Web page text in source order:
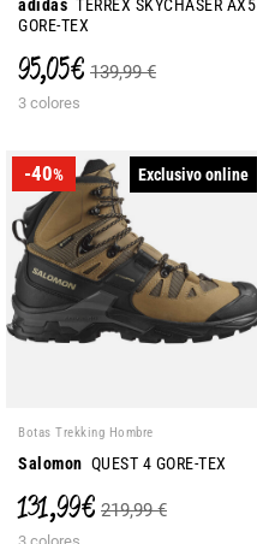
adidas TERREX SKYCHASER AX5
GORE-TEX
95,05 € 139,99 €
3 colores
-40% Exclusivo online
Botas Trekking Hombre
Salomon QUEST 4 GORE-TEX
131,99 € 219,99 €